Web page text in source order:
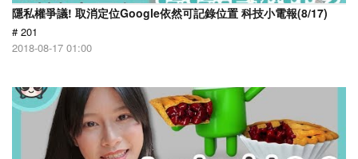
隱私權爭議! 取消定位Google依然可記錄位置 科技小電報(8/17)
# 201
2018-08-17 01:00